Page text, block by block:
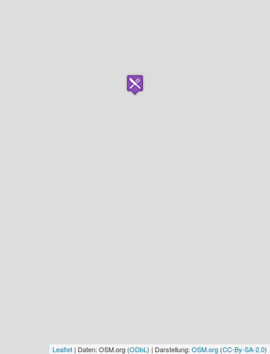
Leaflet | Daten: OSM.org (ODbL ) | Darstellung: OSM.org (CC-By-SA-2.0)